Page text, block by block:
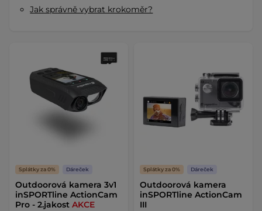
Jak správně vybrat krokoměr?
Splátky za 0% Dáreček
Outdoorová kamera 3v1
inSPORTline ActionCam
Pro - 2.jakost AKCE
Splátky za 0% Dáreček
Outdoorová kamera
inSPORTline ActionCam
III